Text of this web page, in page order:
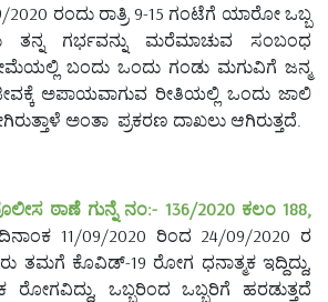
2020 ರಂದು ರಾತ್ರಿ 9-15 ಗಂಟೆಗೆ ಯಾರೋ ಒಬ್ಬ
ಗರ್ಭವನ್ನು ಮರೆಮಾಚುವ ಸಂಬಂಧ
ಬಂದು ಒಂದು ಗಂಡು ಮಗುವಿಗೆ ಜನ್ಮ
ಅಪಾಯವಾಗುವ ರೀತಿಯಲ್ಲಿ ಒಂದು ಜಾಲಿ
ಅಂತಾ ಪ್ರಕರಣ ದಾಖಲು ಆಗಿರುತ್ತದೆ.
ಠಾಣೆ ಗುನ್ನೆ ನಂ:- 136/2020 ಕಲಂ 188,
11/09/2020 ರಿಂದ 24/09/2020 ರ
ಕೊವಿಡ್-19 ರೋಗ ಧನಾತ್ಮಕ ಇದ್ದಿದ್ದು,
ಒಬ್ಬರಿಂದ ಒಬ್ಬರಿಗೆ ಹರಡುತ್ತದೆ